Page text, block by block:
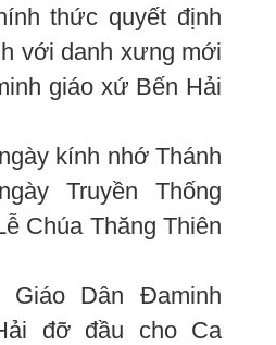
thức quyết định
với danh xưng mới
giáo xứ Bến Hải
kính nhớ Thánh
Truyền Thống
Chúa Thăng Thiên
Dân Đaminh
đỡ đầu cho Ca